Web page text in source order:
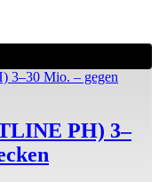
PH) 3–